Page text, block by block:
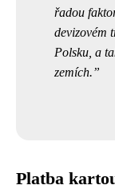
řadou
devizovém
Polsku, a
zemích.
Platba